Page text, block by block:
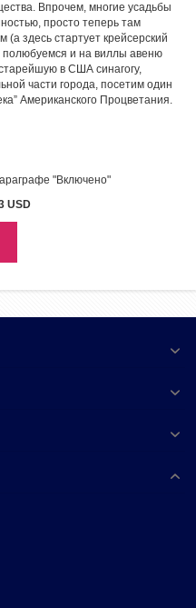
Впрочем, многие усадьбы
просто теперь там
(а здесь стартует крейсерский
полюбуемся и на виллы авеню
в США синагогу,
части города, посетим один
Американского Процветания.
"Включено"
USD